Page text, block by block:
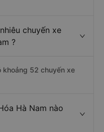
chuyến xe
?
khoảng 52 chuyến xe
Hà Nam nào